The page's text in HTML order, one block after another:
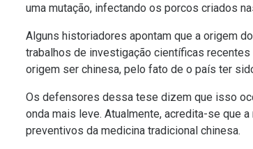
uma mutação, infectando os porcos criados
Alguns historiadores apontam que a origem
trabalhos de investigação científicas
origem ser chinesa, pelo fato de o país ter
Os defensores dessa tese dizem que isso
onda mais leve. Atualmente, acredita-se que
preventivos da medicina tradicional chinesa.